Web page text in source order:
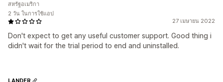
27 เมษายน 2022
Don't expect to get any useful customer support. Good thing i
didn't wait for the trial period to end and uninstalled.
สหรัฐอเมริกา
2 วัน ในการใช้แอป
LANDER